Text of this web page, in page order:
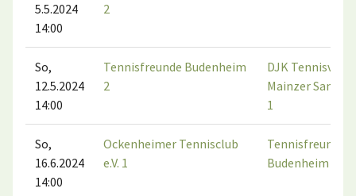
5.5.2024
14:00
2
So,
12.5.2024
14:00
Tennisfreunde Budenheim
2
DJK
Mainzer Sand
1
So,
16.6.2024
14:00
Ockenheimer Tennisclub
e.V. 1
Tennisfreunde
Budenheim 2